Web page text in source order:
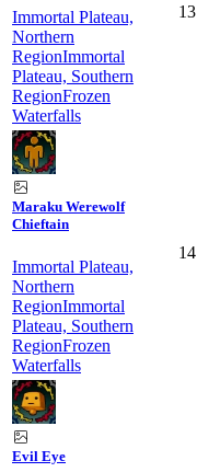
Immortal Plateau,
Northern
RegionImmortal
Plateau, Southern
RegionFrozen
Waterfalls
13
Maraku Werewolf
Chieftain
Immortal Plateau,
Northern
RegionImmortal
Plateau, Southern
RegionFrozen
Waterfalls
14
Evil Eye